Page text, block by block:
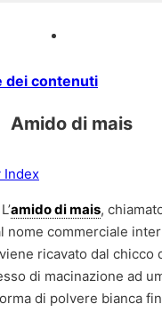
dei contenuti
Amido di mais
Index
amido di mais,
nome commerciale
ricavato dal chicco
di macinazione ad
di polvere bianca